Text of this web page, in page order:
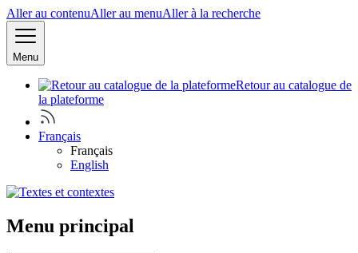
Aller au contenuAller au menuAller à la recherche
Menu
Retour au catalogue de
la plateforme
Français
Français
English
Menu principal